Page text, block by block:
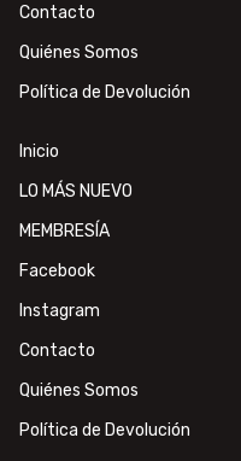
Contacto
Quiénes Somos
Política de Devolución
Inicio
LO MÁS NUEVO
MEMBRESÍA
Facebook
Instagram
Contacto
Quiénes Somos
Política de Devolución